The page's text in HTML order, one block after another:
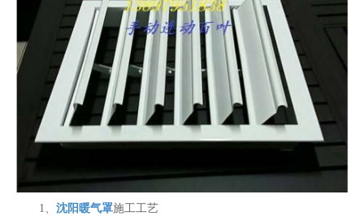
1、 沈阳暖气罩施工工艺